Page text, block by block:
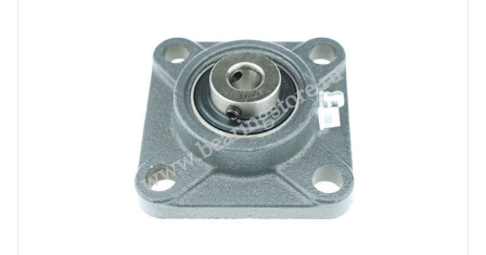
подшипниковый
узел
CRAFT
BEARINGS
взят